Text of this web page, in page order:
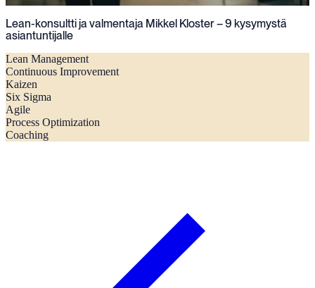
Lean-konsultti ja valmentaja Mikkel Kloster – 9 kysymystä
asiantuntijalle
Lean Management
Continuous Improvement
Kaizen
Six Sigma
Agile
Process Optimization
Coaching